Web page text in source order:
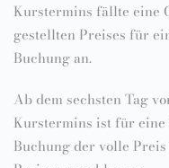
Kurstermins fällte eine
gestellten Preises für
Buchung an.
Ab dem sechsten Tag
Kurstermins ist für
Buchung der volle